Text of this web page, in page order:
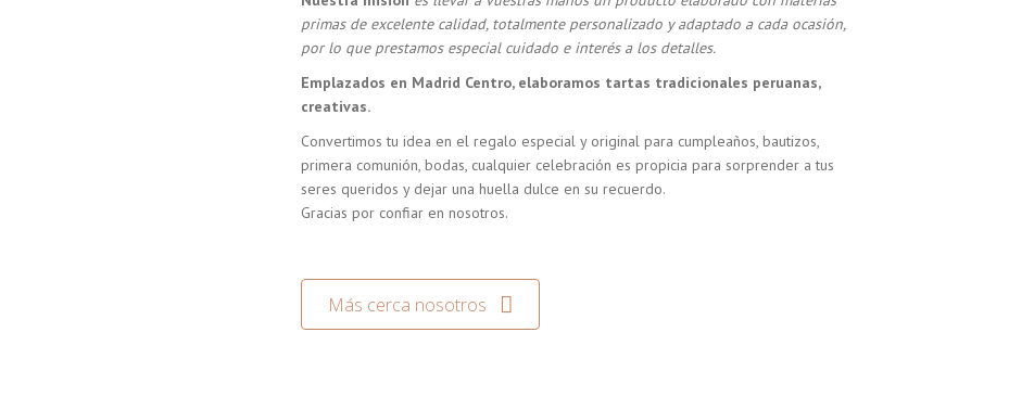
primas de excelente calidad, totalmente personalizado y adaptado a cada ocasión,
por lo que prestamos especial cuidado e interés a los detalles.
Emplazados en Madrid Centro, elaboramos tartas tradicionales peruanas,
creativas.
Convertimos tu idea en el regalo especial y original para cumpleaños, bautizos,
primera comunión, bodas, cualquier celebración es propicia para sorprender a tus
seres queridos y dejar una huella dulce en su recuerdo.
Gracias por confiar en nosotros.
Más cerca nosotros